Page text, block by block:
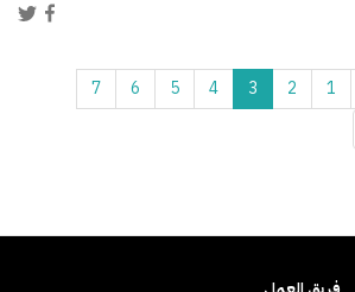
1
2
3
4
5
6
7